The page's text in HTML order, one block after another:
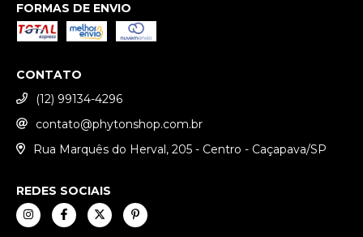
FORMAS DE ENVIO
CONTATO
(12) 99134-4296
contato@phytonshop.com.br
Rua Marquês do Herval, 205 - Centro - Caçapava/SP
REDES SOCIAIS